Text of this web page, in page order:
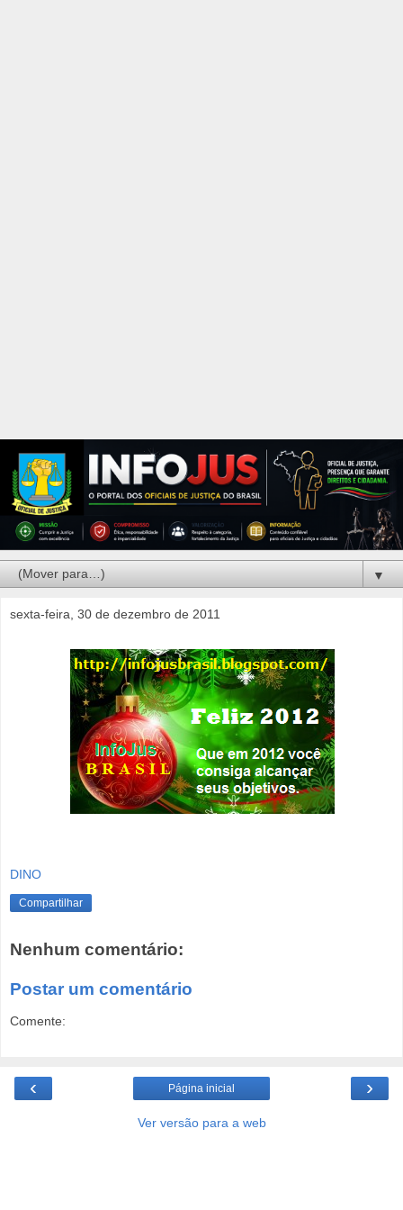
▼
sexta-feira, 30 de dezembro de 2011
DINO
Compartilhar
Nenhum comentário:
Postar um comentário
Comente:
‹ ›
Página inicial
Ver versão para a web